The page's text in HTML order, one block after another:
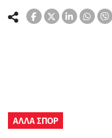
ΑΛΛΑ ΣΠΟΡ